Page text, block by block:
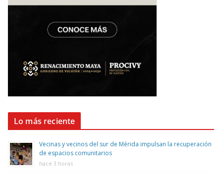
Lo más reciente
Vecinas y vecinos del sur de Mérida impulsan la recuperación
de espacios comunitarios
hace 3 horas